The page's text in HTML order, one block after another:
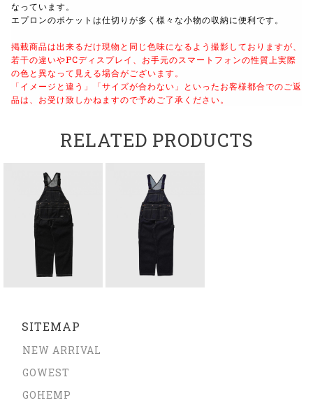
なっています。
エプロンのポケットは仕切りが多く様々な小物の収納に便利です。
掲載商品は出来るだけ現物と同じ色味になるよう撮影しておりますが、
若干の違いやPCディスプレイ、お手元のスマートフォンの性質上実際
の色と異なって見える場合がございます。
「イメージと違う」「サイズが合わない」といったお客様都合でのご返
品は、お受け致しかねますので予めご了承ください。
RELATED PRODUCTS
SITEMAP
NEW ARRIVAL
GOWEST
GOHEMP